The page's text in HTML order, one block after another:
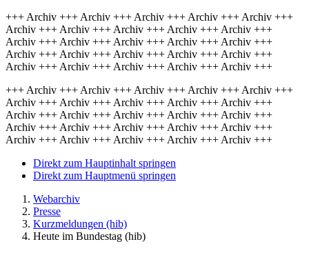
+++ Archiv +++ Archiv +++ Archiv +++ Archiv +++ Archiv +++
Archiv +++ Archiv +++ Archiv +++ Archiv +++ Archiv +++
Archiv +++ Archiv +++ Archiv +++ Archiv +++ Archiv +++
Archiv +++ Archiv +++ Archiv +++ Archiv +++ Archiv +++
Archiv +++ Archiv +++ Archiv +++ Archiv +++ Archiv +++
+++ Archiv +++ Archiv +++ Archiv +++ Archiv +++ Archiv +++
Archiv +++ Archiv +++ Archiv +++ Archiv +++ Archiv +++
Archiv +++ Archiv +++ Archiv +++ Archiv +++ Archiv +++
Archiv +++ Archiv +++ Archiv +++ Archiv +++ Archiv +++
Archiv +++ Archiv +++ Archiv +++ Archiv +++ Archiv +++
Direkt zum Hauptinhalt springen
Direkt zum Hauptmenü springen
Webarchiv
Presse
Kurzmeldungen (hib)
Heute im Bundestag (hib)